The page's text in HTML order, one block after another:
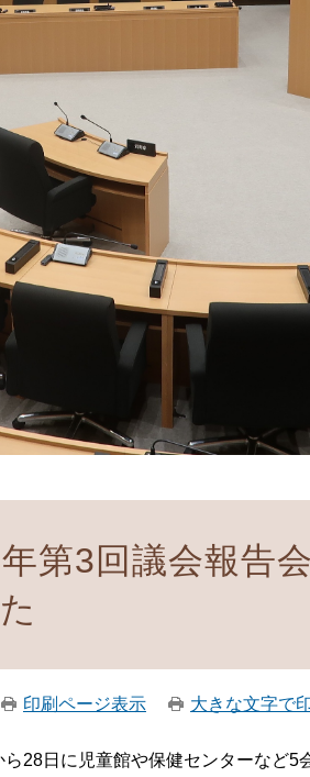
第3回議会報告
印刷ページ表示 大きな文字で
28日に児童館や保健センターなど5